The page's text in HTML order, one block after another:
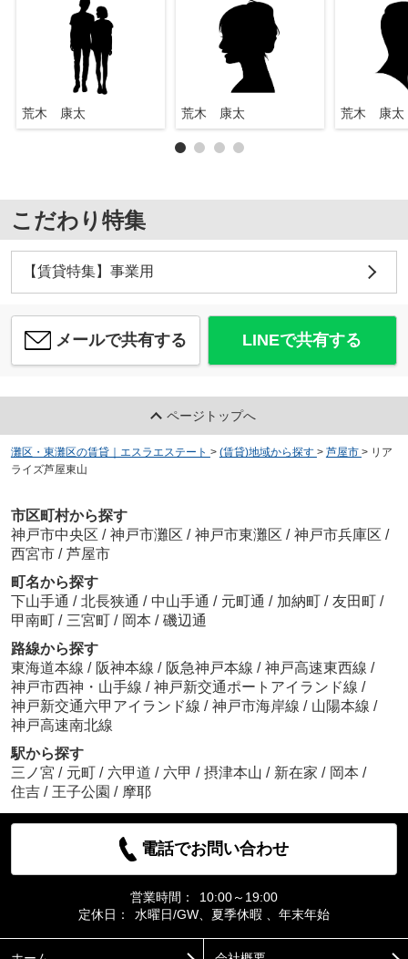
荒木 康太 荒木 康太 荒木 康太
こだわり特集
【賃貸特集】事業用
メールで共有する LINEで共有する
ページトップへ
灘区・東灘区の賃貸｜エスラエステート > (賃貸)地域から探す > 芦屋市 > リア
ライズ芦屋東山
市区町村から探す
神戸市中央区 / 神戸市灘区 / 神戸市東灘区 / 神戸市兵庫区 /
西宮市 / 芦屋市
町名から探す
下山手通 / 北長狭通 / 中山手通 / 元町通 / 加納町 / 友田町 /
甲南町 / 三宮町 / 岡本 / 磯辺通
路線から探す
東海道本線 / 阪神本線 / 阪急神戸本線 / 神戸高速東西線 /
神戸市西神・山手線 / 神戸新交通ポートアイランド線 /
神戸新交通六甲アイランド線 / 神戸市海岸線 / 山陽本線 /
神戸高速南北線
駅から探す
三ノ宮 / 元町 / 六甲道 / 六甲 / 摂津本山 / 新在家 / 岡本 /
住吉 / 王子公園 / 摩耶
電話でお問い合わせ
営業時間：
10:00～19:00
定休日：
水曜日/GW、夏季休暇 、年末年始